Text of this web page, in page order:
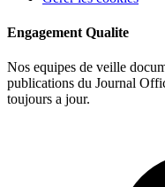
Engagement Qualite
Nos equipes de veille
publications du Journal
toujours a jour.